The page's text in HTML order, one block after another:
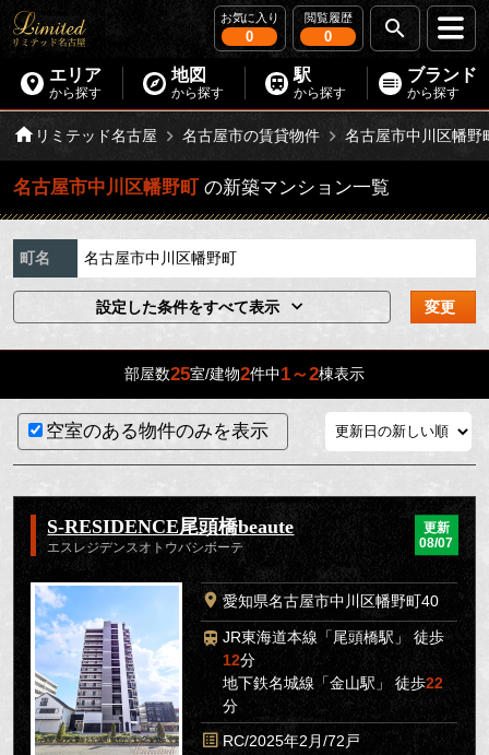
お気に入り
0
閲覧履歴
0
エリア
から探す
地図
から探す
駅
から探す
ブランド
から探す
リミテッド名古屋 名古屋市の賃貸物件 名古屋市中川区幡野
名古屋市中川区幡野町 の新築マンション一覧
町名 名古屋市中川区幡野町
設定した条件をすべて表示 変更
部屋数25室/建物2件中1～2棟表示
空室のある物件のみを表示
S-RESIDENCE尾頭橋beaute
エスレジデンスオトウバシボーテ
更新
08/07
愛知県名古屋市中川区幡野町40
JR東海道本線「尾頭橋駅」 徒歩
12分
地下鉄名城線「金山駅」 徒歩22
分
RC/2025年2月/72戸